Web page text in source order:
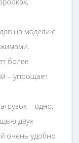
на модели с
более
– упрощает
– одно,
двух-
очень удобно